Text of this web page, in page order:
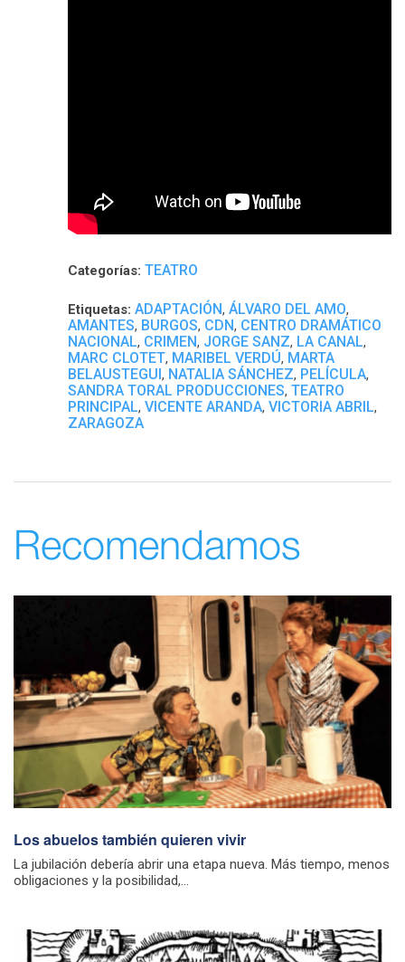
Categorías: TEATRO
Etiquetas: ADAPTACIÓN, ÁLVARO DEL AMO,
AMANTES, BURGOS, CDN, CENTRO DRAMÁTICO
NACIONAL, CRIMEN, JORGE SANZ, LA CANAL,
MARC CLOTET, MARIBEL VERDÚ, MARTA
BELAUSTEGUI , NATALIA SÁNCHEZ, PELÍCULA,
SANDRA TORAL PRODUCCIONES, TEATRO
PRINCIPAL, VICENTE ARANDA, VICTORIA ABRIL,
ZARAGOZA
Recomendamos
Los abuelos también quieren vivir
La jubilación debería abrir una etapa nueva. Más tiempo, menos
obligaciones y la posibilidad,...